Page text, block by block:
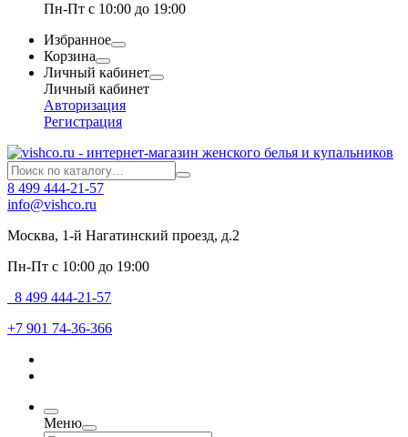
Пн-Пт с 10:00 до 19:00
Избранное
Корзина
Личный кабинет
Личный кабинет
Авторизация
Регистрация
8 499 444-21-57
info@vishco.ru
Москва, 1-й Нагатинский проезд, д.2
Пн-Пт с 10:00 до 19:00
8 499 444-21-57
+7 901 74-36-366
Меню